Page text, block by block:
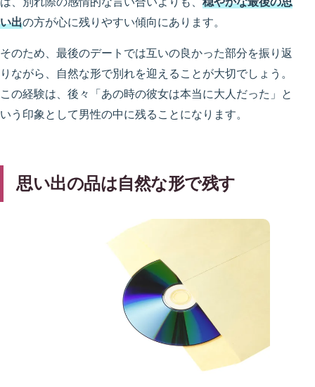
い出の方が心に残りやすい傾向にあります。
そのため、最後のデートでは互いの良かった部分を振り返
りながら、自然な形で別れを迎えることが大切でしょう。
この経験は、後々「あの時の彼女は本当に大人だった」と
いう印象として男性の中に残ることになります。
思い出の品は自然な形で残す